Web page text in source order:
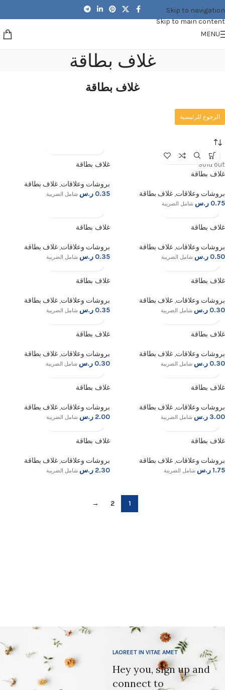
Skip to navigation
Skip to main content
MENU
غلاف بطاقة
غلاف بطاقة
الرجوع للرئيسية
Sold out
غلاف بطاقة
بروشات وعلاقات, غلاف بطاقة
0.75 ر.س شامل الضريبة
غلاف بطاقة
بروشات وعلاقات, غلاف بطاقة
0.35 ر.س شامل الضريبة
غلاف بطاقة
بروشات وعلاقات, غلاف بطاقة
0.50 ر.س شامل الضريبة
غلاف بطاقة
بروشات وعلاقات, غلاف بطاقة
0.35 ر.س شامل الضريبة
غلاف بطاقة
بروشات وعلاقات, غلاف بطاقة
0.30 ر.س شامل الضريبة
غلاف بطاقة
بروشات وعلاقات, غلاف بطاقة
0.35 ر.س شامل الضريبة
غلاف بطاقة
بروشات وعلاقات, غلاف بطاقة
0.30 ر.س شامل الضريبة
غلاف بطاقة
بروشات وعلاقات, غلاف بطاقة
0.30 ر.س شامل الضريبة
غلاف بطاقة
بروشات وعلاقات, غلاف بطاقة
3.00 ر.س شامل الضريبة
غلاف بطاقة
بروشات وعلاقات, غلاف بطاقة
2.00 ر.س شامل الضريبة
غلاف بطاقة
بروشات وعلاقات, غلاف بطاقة
1.75ر.س شامل الضريبة
غلاف بطاقة
بروشات وعلاقات, غلاف بطاقة
2.30 ر.س شامل الضريبة
1
2
→
LAOREET IN VITAE AMET
Hey you, sign up and
connect to